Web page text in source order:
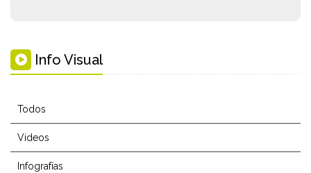
Info Visual
Todos
Videos
Infografías